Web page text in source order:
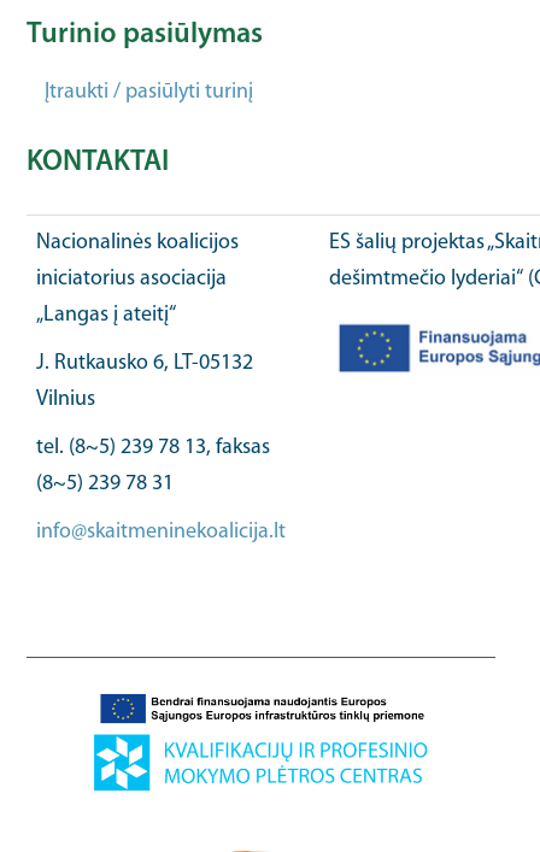
Turinio pasiūlymas
Įtraukti / pasiūlyti turinį
KONTAKTAI
Nacionalinės koalicijos
iniciatorius asociacija
„Langas į ateitį“
J. Rutkausko 6, LT-05132
Vilnius
tel. (8~5) 239 78 13, faksas
(8~5) 239 78 31
info@skaitmeninekoalicija.lt
ES šalių projektas
dešimtmečio lyderiai“